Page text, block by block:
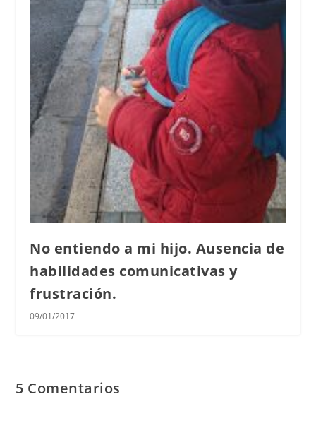
No entiendo a mi hijo. Ausencia de
habilidades comunicativas y
frustración.
09/01/2017
5 Comentarios